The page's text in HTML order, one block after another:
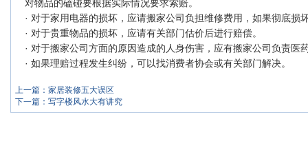
对物品的磕碰要根据实际情况要求索赔。
· 对于家用电器的损坏，应请搬家公司负担维修费用，如果彻底损
· 对于贵重物品的损坏，应请有关部门估价后进行赔偿。
· 对于搬家公司方面的原因造成的人身伤害，应有搬家公司负责医
· 如果理赔过程发生纠纷，可以找消费者协会或有关部门解决。
上一篇： 家居装修五大误区
下一篇： 写字楼风水大有讲究